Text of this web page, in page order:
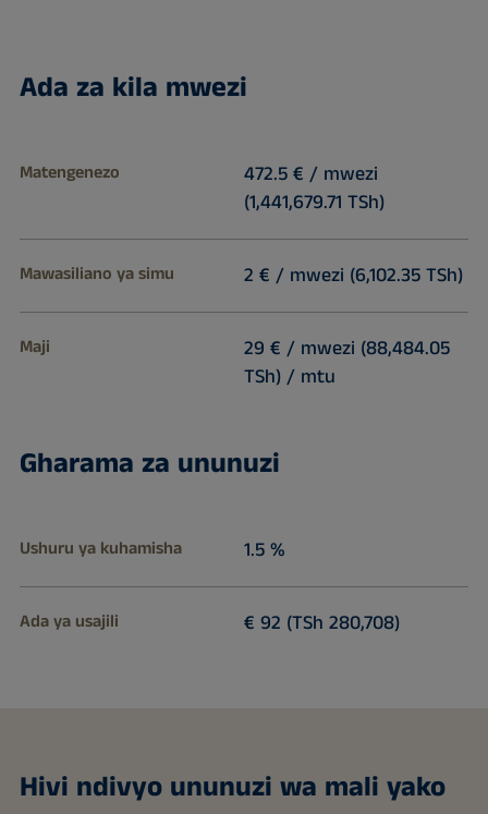
Ada za kila mwezi
Matengenezo
472.5 € / mwezi
(1,441,679.71 TSh)
Mawasiliano ya simu 2 € / mwezi (6,102.35 TSh)
Maji
29 € / mwezi (88,484.05
TSh) / mtu
Gharama za ununuzi
Ushuru ya kuhamisha 1.5 %
Ada ya usajili € 92 (TSh 280,708)
Hivi ndivyo ununuzi wa mali yako